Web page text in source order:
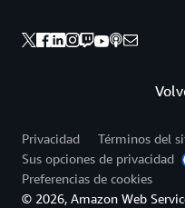
Privacidad
Términos del
Sus opciones de privacidad
Preferencias de cookies
© 2026, Amazon Web